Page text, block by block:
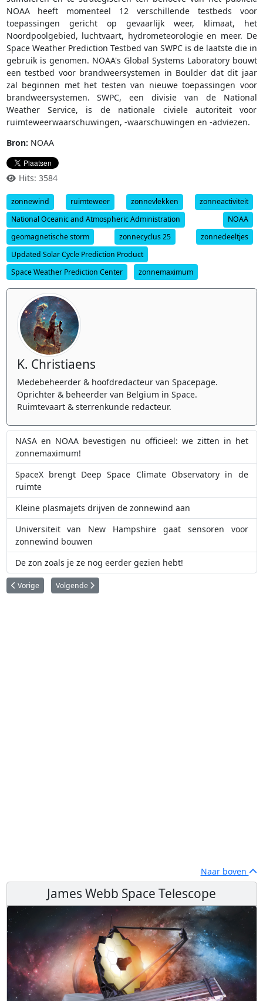
NOAA heeft momenteel 12 verschillende testbeds voor
toepassingen gericht op gevaarlijk weer, klimaat, het
Noordpoolgebied, luchtvaart, hydrometeorologie en meer. De
Space Weather Prediction Testbed van SWPC is de laatste die in
gebruik is genomen. NOAA's Global Systems Laboratory bouwt
een testbed voor brandweersystemen in Boulder dat dit jaar
zal beginnen met het testen van nieuwe toepassingen voor
brandweersystemen. SWPC, een divisie van de National
Weather Service, is de nationale civiele autoriteit voor
ruimteweerwaarschuwingen, -waarschuwingen en -adviezen.
Bron: NOAA
Hits: 3584
zonnewind ruimteweer zonnevlekken
zonneactiviteit
National Oceanic and Atmospheric Administration
NOAA
geomagnetische storm
zonnecyclus 25
zonnedeeltjes
Updated Solar Cycle Prediction Product
Space Weather Prediction Center
zonnemaximum
K. Christiaens
Medebeheerder & hoofdredacteur van Spacepage.
Oprichter & beheerder van Belgium in Space.
Ruimtevaart & sterrenkunde redacteur.
NASA en NOAA bevestigen nu officieel: we zitten in het
zonnemaximum!
SpaceX brengt Deep Space Climate Observatory in de
ruimte
Kleine plasmajets drijven de zonnewind aan
Universiteit van New Hampshire gaat sensoren voor
zonnewind bouwen
De zon zoals je ze nog eerder gezien hebt!
Vorig artikel: Oog in oog met de zon verduisterende Proba-3 satellieten
Vorige Volgende artikel: Parker Solar Probe ziet krachtige CME
Volgende
Naar boven
James Webb Space Telescope